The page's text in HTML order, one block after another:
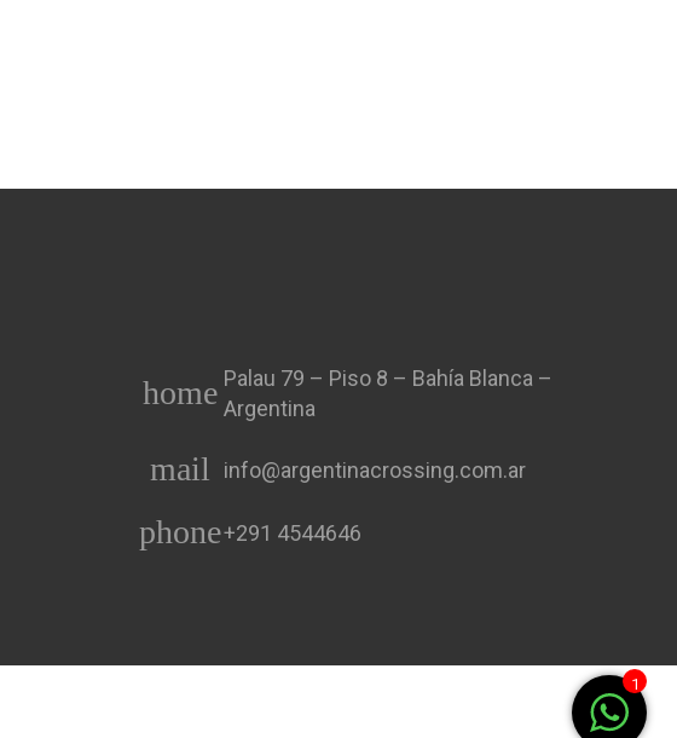
home Palau 79 – Piso 8 – Bahía Blanca –
Argentina
mail info@argentinacrossing.com.ar
phone+291 4544646
1